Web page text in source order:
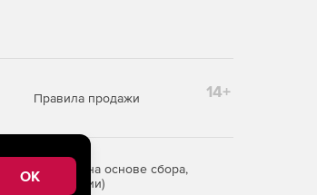
Правила продажи 14+
информации на основе сбора,
Федерации)
OK